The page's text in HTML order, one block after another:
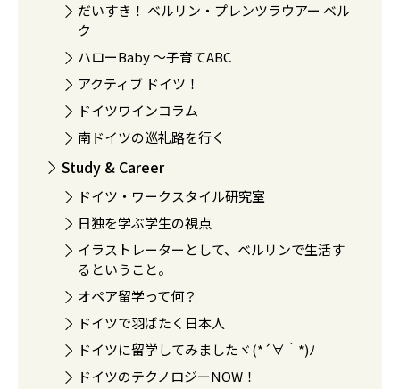
だいすき！ ベルリン・プレンツラウアー ベル
ク
ハローBaby 〜子育てABC
アクティブ ドイツ！
ドイツワインコラム
南ドイツの巡礼路を行く
Study & Career
ドイツ・ワークスタイル研究室
日独を学ぶ学生の視点
イラストレーターとして、ベルリンで生活す
るということ。
オペア留学って何？
ドイツで羽ばたく日本人
ドイツに留学してみましたヾ(*´∀｀*)ﾉ
ドイツのテクノロジーNOW！